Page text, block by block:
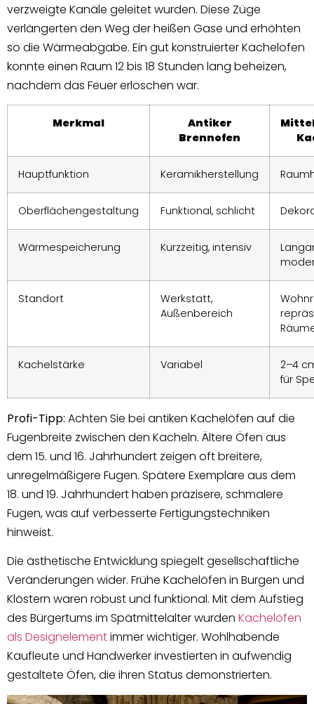
verzweigte Kanäle geleitet wurden. Diese Züge
verlängerten den Weg der heißen Gase und erhöhten
so die Wärmeabgabe. Ein gut konstruierter Kachelofen
konnte einen Raum 12 bis 18 Stunden lang beheizen,
nachdem das Feuer erloschen war.
Merkmal
Antiker
Brennofen
Hauptfunktion Keramikherstellung
Oberflächengestaltung Funktional, schlicht
Wärmespeicherung Kurzzeitig, intensiv
Standort
Werkstatt,
Außenbereich
Kachelstärke Variabel
2–4
für
Profi-Tipp: Achten Sie bei antiken Kachelöfen auf die
Fugenbreite zwischen den Kacheln. Ältere Öfen aus
dem 15. und 16. Jahrhundert zeigen oft breitere,
unregelmäßigere Fugen. Spätere Exemplare aus dem
18. und 19. Jahrhundert haben präzisere, schmalere
Fugen, was auf verbesserte Fertigungstechniken
hinweist.
Die ästhetische Entwicklung spiegelt gesellschaftliche
Veränderungen wider. Frühe Kachelöfen in Burgen und
Klöstern waren robust und funktional. Mit dem Aufstieg
des Bürgertums im Spätmittelalter wurden Kachelöfen
als Designelementimmer wichtiger. Wohlhabende
Kaufleute und Handwerker investierten in aufwendig
gestaltete Öfen, die ihren Status demonstrierten.